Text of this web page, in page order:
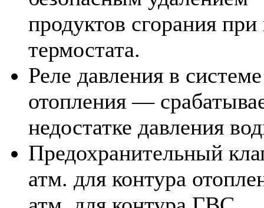
продуктов сгорания
термостата.
Реле давления в системе
отопления —
недостатке давления
Предохранительный
атм. для контура